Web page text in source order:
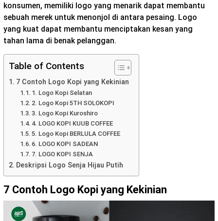
konsumen, memiliki logo yang menarik dapat membantu
sebuah merek untuk menonjol di antara pesaing. Logo
yang kuat dapat membantu menciptakan kesan yang
tahan lama di benak pelanggan.
Table of Contents
7 Contoh Logo Kopi yang Kekinian
1. Logo Kopi Selatan
2. Logo Kopi 5TH SOLOKOPI
3. Logo Kopi Kuroshiro
4. LOGO KOPI KUUB COFFEE
5. Logo Kopi BERLULA COFFEE
6. LOGO KOPI SADEAN
7. LOGO KOPI SENJA
Deskripsi Logo Senja Hijau Putih
7 Contoh Logo Kopi yang Kekinian